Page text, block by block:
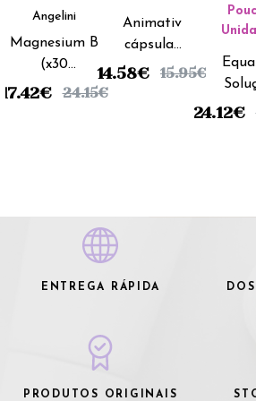
Angelini
Magnesium B
(x30
comprimidos)
17.42€ 24.15€
Animativ
cápsulas
(x30
14.58€ 15.95€
24.12€
ENTREGA RÁPIDA
PRODUTOS ORIGINAIS